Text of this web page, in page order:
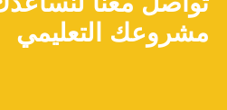
مشروعك التعليمي